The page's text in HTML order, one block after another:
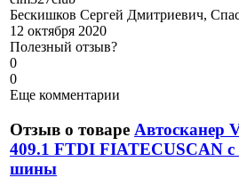
Бескишков Сергей Дмитриевич,
12 октября 2020
Полезный отзыв?
0
0
Еще комментарии
Отзыв о товаре Автосканер
409.1 FTDI FIATECUSCAN с
шины